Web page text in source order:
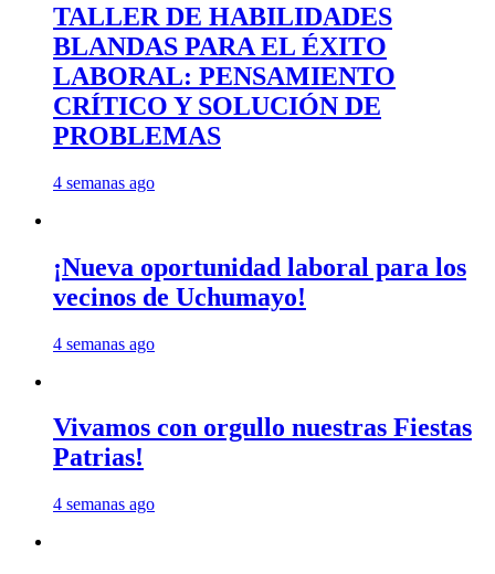
TALLER DE HABILIDADES
BLANDAS PARA EL ÉXITO
LABORAL: PENSAMIENTO
CRÍTICO Y SOLUCIÓN DE
PROBLEMAS
4 semanas ago
¡Nueva oportunidad laboral para los
vecinos de Uchumayo!
4 semanas ago
Vivamos con orgullo nuestras Fiestas
Patrias!
4 semanas ago